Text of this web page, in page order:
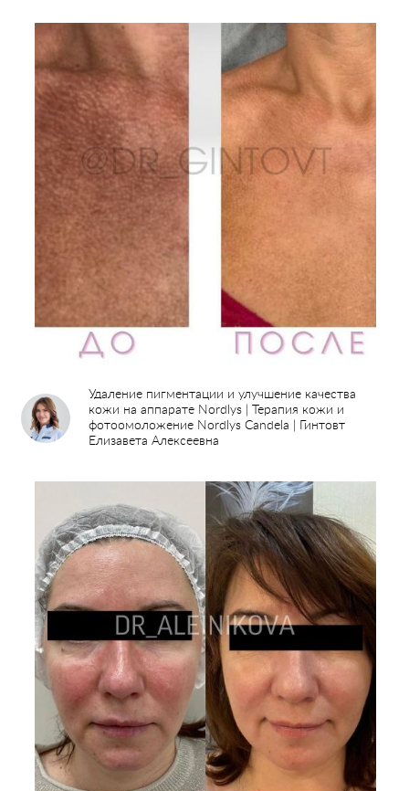
Отделение пластической хирургии
Цены Налоговый вычет Акции
О клинике Лицензии и сертификаты
Новости и СМИ Cтатьи и публикации
Программа лояльности и подарочные сертификаты
Отзывы
Медицинский туризм
Удаление пигментации и улучшение качества
кожи на аппарате Nordlys | Терапия кожи и
фотоомоложение Nordlys Candela | Гинтовт
Елизавета Алексеевна